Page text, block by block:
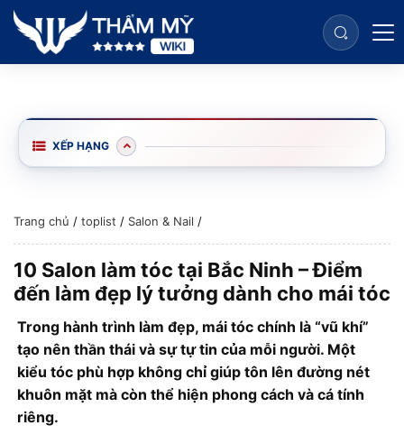
XẾP HẠNG
Trang chủ / toplist / Salon & Nail /
10 Salon làm tóc tại Bắc Ninh – Điểm
đến làm đẹp lý tưởng dành cho mái tóc
Trong hành trình làm đẹp, mái tóc chính là “vũ khí”
tạo nên thần thái và sự tự tin của mỗi người. Một
kiểu tóc phù hợp không chỉ giúp tôn lên đường nét
khuôn mặt mà còn thể hiện phong cách và cá tính
riêng.